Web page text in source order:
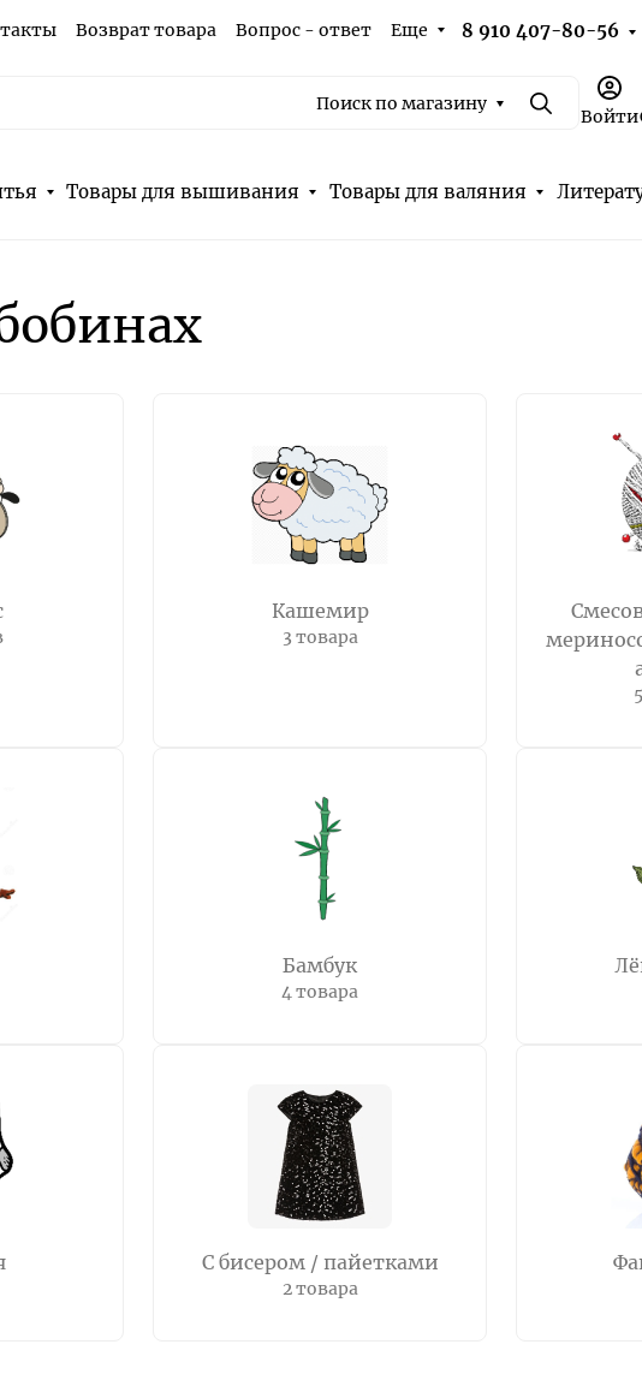
Возврат товара Вопрос - ответ Еще 8 910 407-80-56
Поиск по магазину ПоискВойти
Товары для вышивания Товары для валяния
Кашемир
3 товара
Бамбук
4 товара
С бисером / пайетками
2 товара